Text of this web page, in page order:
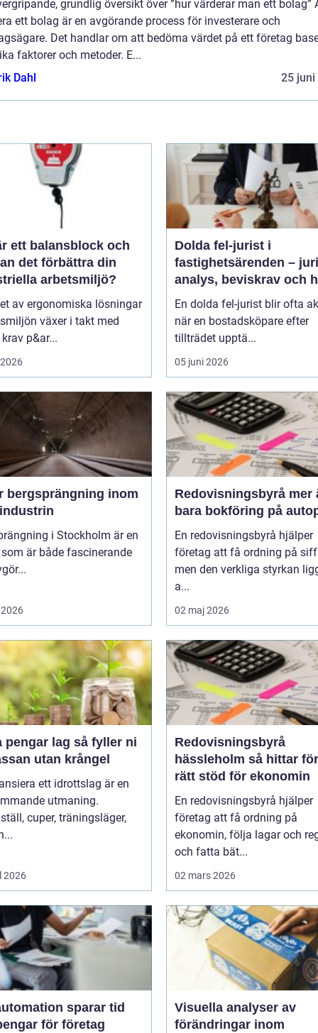
grundlig översikt över ”hur värderar man ett bolag”
ett bolag är en avgörande process för investerare och
Det handlar om att bedöma värdet på ett företag
faktorer och metoder. E...
Dahl
25 juni
ett balansblock och
det förbättra din
arbetsmiljö?
av ergonomiska lösningar
växer i takt med
p&ar...
Dolda fel-jurist i
fastighetsärenden –
analys, beviskrav och
ansvar fördelas vid
bostadsköp
En dolda fel-jurist blir ofta
när en bostadsköpare efter
tillträdet upptä...
05 juni 2026
bergsprängning inom
i Stockholm är en
är både fascinerande
Redovisningsbyrå mer än
bara bokföring på
En redovisningsbyrå hjälper
företag att få ordning på
men den verkliga styrkan
a...
02 maj 2026
lag så fyller ni
utan krångel
ett idrottslag är en
utmaning.
cuper, träningsläger,
2026
Redovisningsbyrå
hässleholm så hittar företag
rätt stöd för ekonomin
En redovisningsbyrå hjälper
företag att få ordning på
ekonomin, följa lagar och
och fatta bät...
02 mars 2026
sparar tid
för företag
Visuella analyser av
förändringar inom